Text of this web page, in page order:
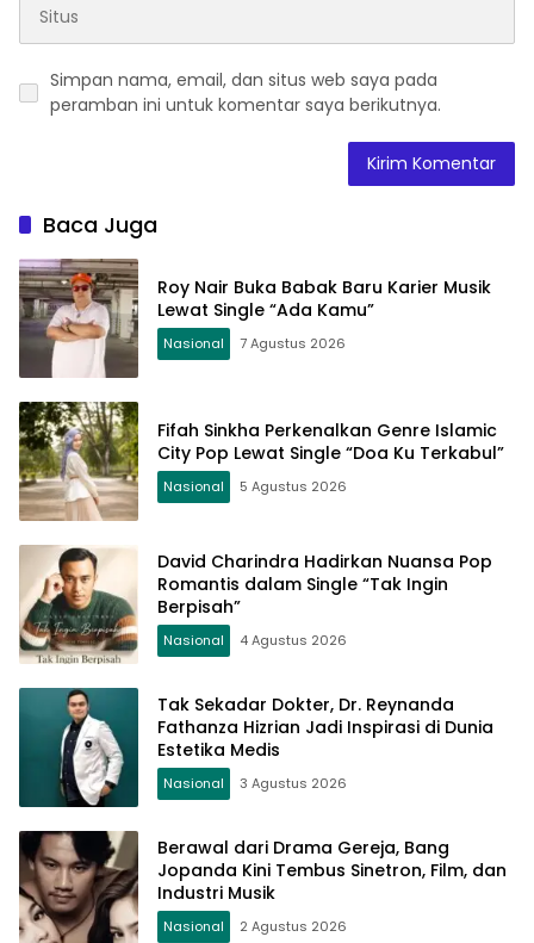
Simpan nama, email, dan situs web saya pada
peramban ini untuk komentar saya berikutnya.
Baca Juga
Roy Nair Buka Babak Baru Karier Musik
Lewat Single “Ada Kamu”
Nasional 7 Agustus 2026
Fifah Sinkha Perkenalkan Genre Islamic
City Pop Lewat Single “Doa Ku Terkabul”
Nasional 5 Agustus 2026
David Charindra Hadirkan Nuansa Pop
Romantis dalam Single “Tak Ingin
Berpisah”
Nasional 4 Agustus 2026
Tak Sekadar Dokter, Dr. Reynanda
Fathanza Hizrian Jadi Inspirasi di Dunia
Estetika Medis
Nasional 3 Agustus 2026
Berawal dari Drama Gereja, Bang
Jopanda Kini Tembus Sinetron, Film, dan
Industri Musik
Nasional 2 Agustus 2026